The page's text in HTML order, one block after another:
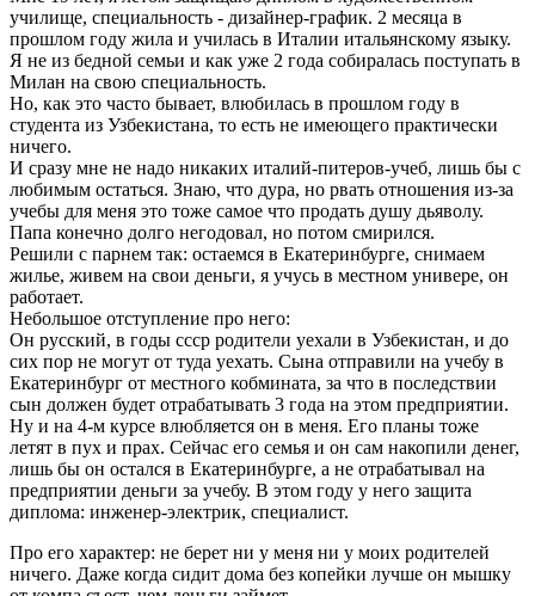
училище, специальность - дизайнер-график. 2 месяца в
прошлом году жила и училась в Италии итальянскому языку.
Я не из бедной семьи и как уже 2 года собиралась поступать в
Милан на свою специальность.
Но, как это часто бывает, влюбилась в прошлом году в
студента из Узбекистана, то есть не имеющего практически
ничего.
И сразу мне не надо никаких италий-питеров-учеб, лишь бы с
любимым остаться. Знаю, что дура, но рвать отношения из-за
учебы для меня это тоже самое что продать душу дьяволу.
Папа конечно долго негодовал, но потом смирился.
Решили с парнем так: остаемся в Екатеринбурге, снимаем
жилье, живем на свои деньги, я учусь в местном универе, он
работает.
Небольшое отступление про него:
Он русский, в годы ссср родители уехали в Узбекистан, и до
сих пор не могут от туда уехать. Сына отправили на учебу в
Екатеринбург от местного кобмината, за что в последствии
сын должен будет отрабатывать 3 года на этом предприятии.
Ну и на 4-м курсе влюбляется он в меня. Его планы тоже
летят в пух и прах. Сейчас его семья и он сам накопили денег,
лишь бы он остался в Екатеринбурге, а не отрабатывал на
предприятии деньги за учебу. В этом году у него защита
диплома: инженер-электрик, специалист.
Про его характер: не берет ни у меня ни у моих родителей
ничего. Даже когда сидит дома без копейки лучше он мышку